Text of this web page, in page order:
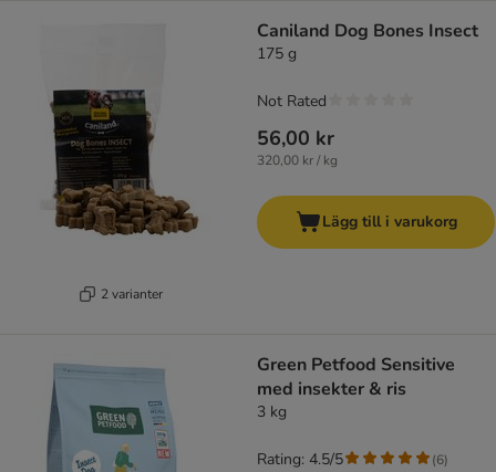
2 varianter
Caniland Dog Bones Insect
175 g
56,00 kr
320,00 kr / kg
Not Rated
Lägg till i varukorg
Green Petfood Sensitive
med insekter & ris
3 kg
Rating: 4.5/5 (6)